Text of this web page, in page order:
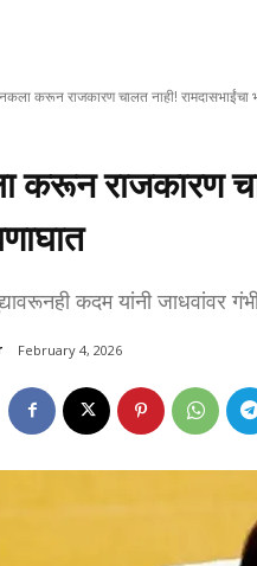
करून राजकारण चालत नाही! रामदासभाईंचा
राजकारण
कदम यांनी जाधवांवर
February 4, 2026